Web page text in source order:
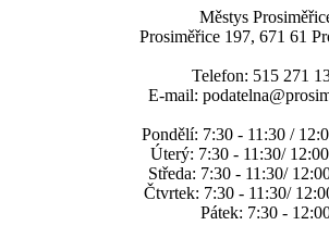
Městys
Prosiměřice 197, 671 61
Telefon: 515 271
E-mail:
Pondělí: 7:30 - 11:30 /
Úterý: 7:30 - 11:30/
Středa: 7:30 - 11:30/
Čtvrtek: 7:30 - 11:30/
Pátek: 7:30 -